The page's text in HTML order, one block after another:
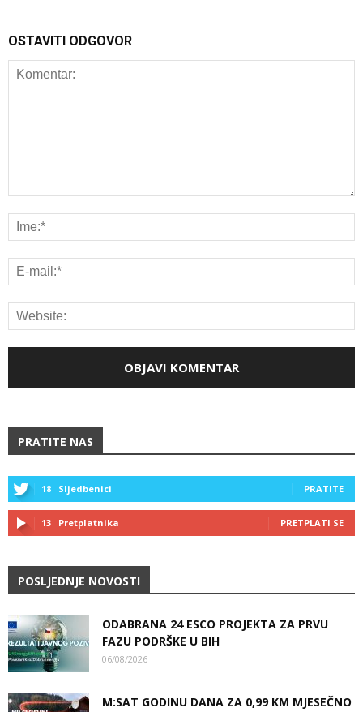
OSTAVITI ODGOVOR
PRATITE NAS
18 Sljedbenici PRATITE
13 Pretplatnika PRETPLATI SE
POSLJEDNJE NOVOSTI
ODABRANA 24 ESCO PROJEKTA ZA PRVU
FAZU PODRŠKE U BIH
06/08/2026
M:SAT GODINU DANA ZA 0,99 KM MJESEČNO